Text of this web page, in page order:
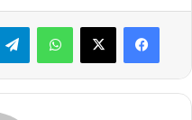
واتساب